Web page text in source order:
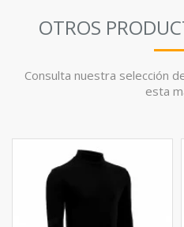
OTROS
Consulta nuestra selección
esta